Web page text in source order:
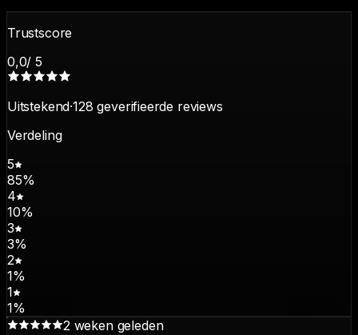
Trustscore
0,0/ 5
Uitstekend·128 geverifieerde reviews
Verdeling
5
85%
4
10%
3
3%
2
1%
1
1%
2 weken geleden